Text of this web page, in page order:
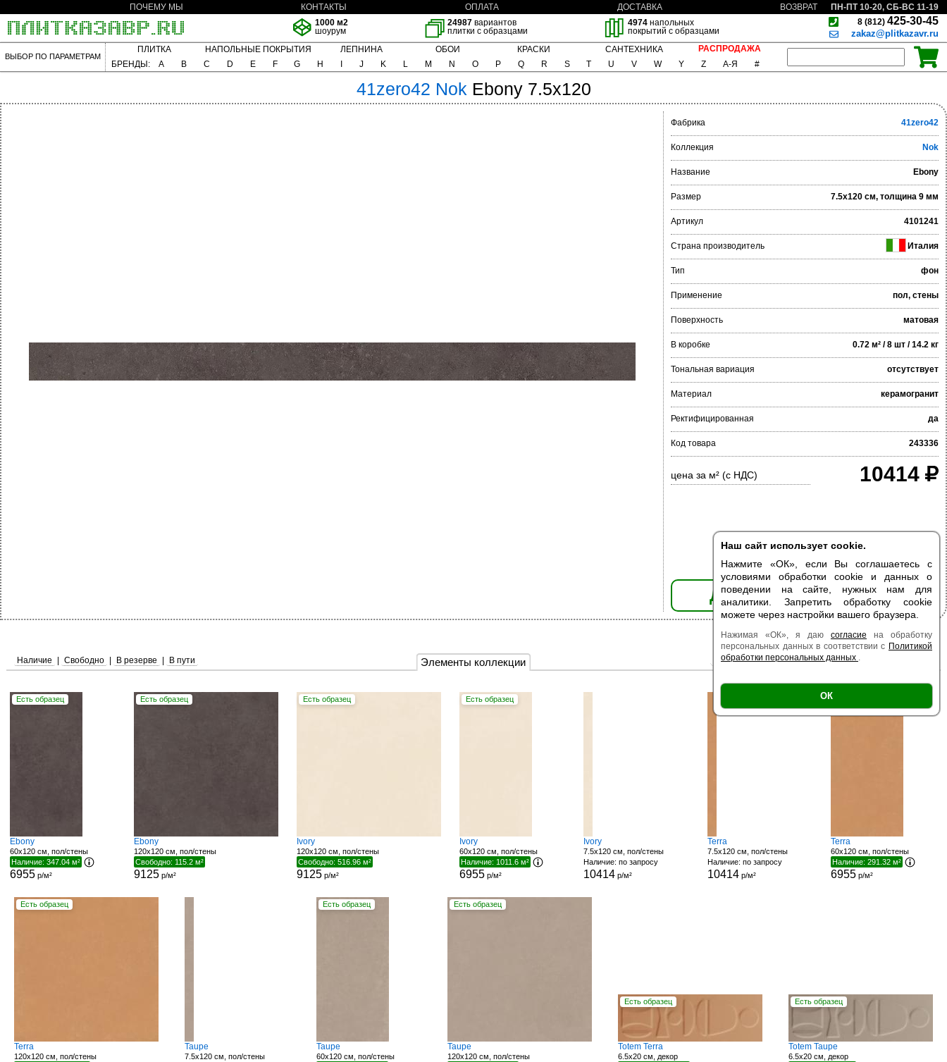
Наш сайт использует cookie.
Нажмите «ОК», если Вы соглашаетесь с
условиями обработки cookie и данных о
поведении на сайте, нужных нам для
аналитики. Запретить обработку cookie
можете через настройки вашего браузера.
Нажимая «ОК», я даю согласие на обработку
персональных данных в соответствии с Политикой
обработки персональных данных .
ОК
ПОЧЕМУ МЫ КОНТАКТЫ ОПЛАТА ДОСТАВКА ВОЗВРАТ
ПН-ПТ 10-20, СБ-ВС 11-19
1000 м2
шоурум
24987 вариантов
плитки с образцами
4974напольных
покрытий с образцами
8 (812) 425-30-45
zakaz@plitkazavr.ru
ВЫБОР ПО ПАРАМЕТРАМ
ПЛИТКА НАПОЛЬНЫЕ ПОКРЫТИЯ ЛЕПНИНА ОБОИ КРАСКИ САНТЕХНИКА
РАСПРОДАЖА
БРЕНДЫ:
A B C D E F G H J K L M N O P Q R S T U V W Y Z А-Я #
41zero42 Nok Ebony 7.5x120
Фабрика 41zero42
Коллекция Nok
Название Ebony
Размер 7.5x120 см, толщина 9 мм
Артикул 4101241
Страна производитель Италия
Тип фон
Применение пол, стены
Поверхность матовая
В коробке 0.72 м² / 8 шт / 14.2 кг
Тональная вариация отсутствует
Материал керамогранит
Ректифицированная да
Код товара 243336
цена за м² (с НДС) 10414
ДОБАВИТЬ В КОРЗИНУ
Элементы коллекции
Наличие Свободно В резерве В пути Есть образец | Поверхность |
Есть образец
Ebony
60x120 см, пол/стены
Наличие: 347.04 м²
6955 р/м²
Есть образец
Ebony
120x120 см, пол/стены
Свободно: 115.2 м²
9125 р/м²
Есть образец
Ivory
120x120 см, пол/стены
Свободно: 516.96 м²
9125 р/м²
Есть образец
Ivory
60x120 см, пол/стены
Наличие: 1011.6 м²
6955р/м²
Ivory
7.5x120 см, пол/стены
Наличие: по запросу
10414р/м²
Terra
7.5x120 см, пол/стены
Наличие: по запросу
10414р/м²
Terra
60x120 см, пол/стены
Наличие: 291.32 м²
6955 р/м²
Есть образец
Terra
120x120 см, пол/стены
Taupe
7.5x120 см, пол/стены
Есть образец
Taupe
60x120 см, пол/стены
Есть образец
Taupe
120x120 см, пол/стены
Есть образец
Totem Terra
6.5x20 см, декор
Есть образец
Totem Taupe
6.5x20 см, декор